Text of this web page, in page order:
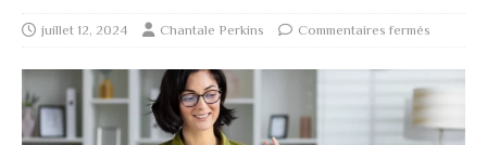
juillet 12, 2024 Chantale Perkins Commentaires fermés